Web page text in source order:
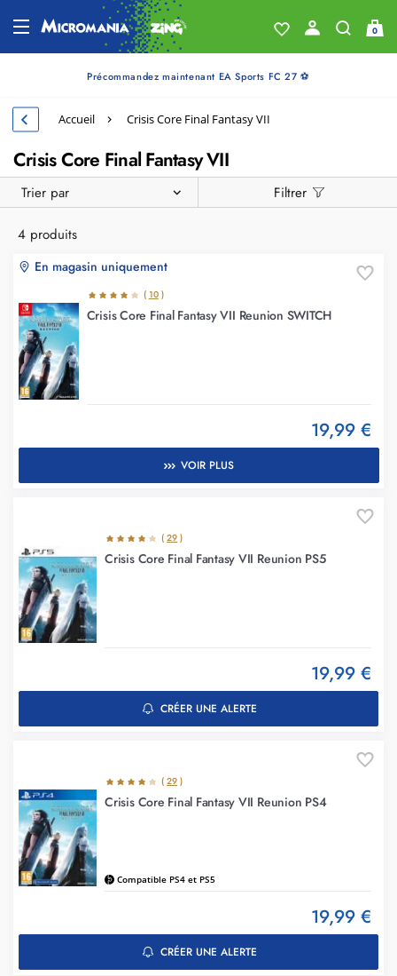
0
Précommandez maintenant EA Sports FC 27 ⚽
Accueil Crisis Core Final Fantasy VII
Crisis Core Final Fantasy VII
4 produits
Trier par Filtrer
En magasin uniquement
( 10 )
Crisis Core Final Fantasy VII Reunion SWITCH
19,99 €
VOIR PLUS
( 29 )
Crisis Core Final Fantasy VII Reunion PS5
19,99 €
CRÉER UNE ALERTE
( 29 )
Crisis Core Final Fantasy VII Reunion PS4
Compatible PS4 et PS5
19,99 €
CRÉER UNE ALERTE